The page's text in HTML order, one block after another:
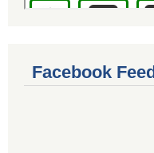
Facebook Feed